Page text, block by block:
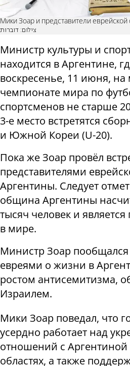
Мики Зоар и представители
צילום: דוברות
Министр культуры и
находится в Аргентине,
воскресенье, 11 июня,
чемпионате мира по
спортсменов не старше
3-е место встретятся
и Южной Кореи (U-20).
Пока же Зоар провёл
представителями
Аргентины. Следует
община Аргентины
тысяч человек и
в мире.
Министр Зоар пообщался
евреями о жизни в
ростом антисемитизма,
Израилем.
Мики Зоар поведал, что
усердно работает над
отношений с
областях, а также